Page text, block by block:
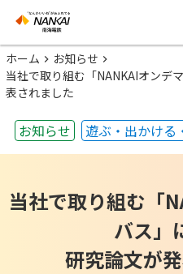
ホーム
お知らせ
当社で取り組む「NANKAIオンデ
表されました
お知らせ 遊ぶ・出かける
当社で取り組む「
バス」
研究論文が